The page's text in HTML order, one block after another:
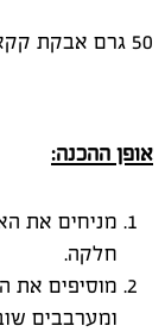
50 גרם אבקת קקאו
אופן ההכנה:
מניחים את
חלקה.
מוסיפים את
ומערבבים